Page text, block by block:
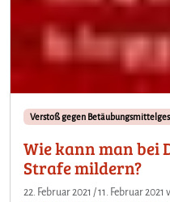
Verstoß gegen
Wie kann man bei
Strafe mildern?
22. Februar 2021 /11. Februar 2021